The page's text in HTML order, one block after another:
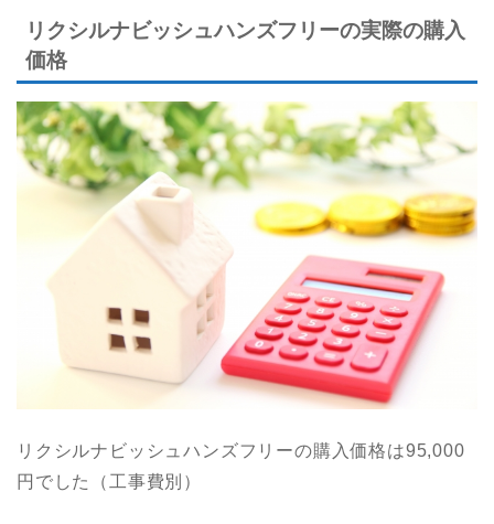
リクシルナビッシュハンズフリーの実際の購入
価格
リクシルナビッシュハンズフリーの購入価格は95,000
円でした（工事費別）